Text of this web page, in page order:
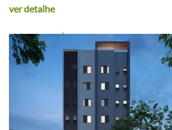
ver detalhe